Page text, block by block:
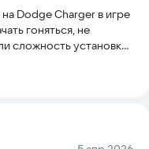
Dodge Charger в игре
гоняться, не
сложность установки:
интернета для
Миссии в этом